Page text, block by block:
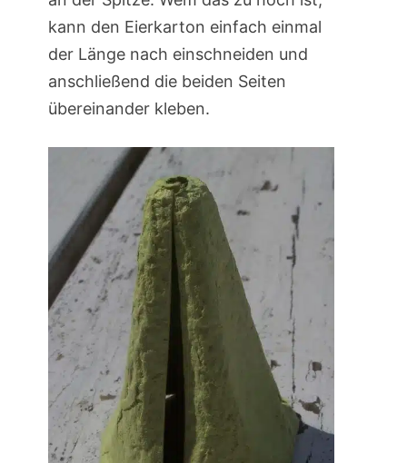
kann den Eierkarton einfach einmal
der Länge nach einschneiden und
anschließend die beiden Seiten
übereinander kleben.